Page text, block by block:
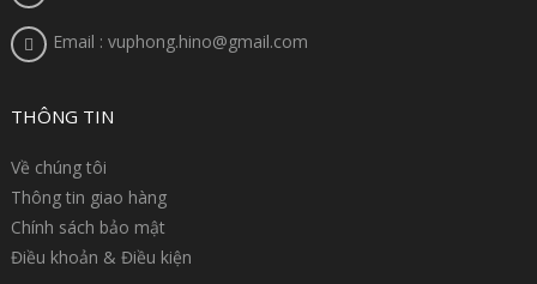
Email : vuphong.hino@gmail.com
THÔNG TIN
Về chúng tôi
Thông tin giao hàng
Chính sách bảo mật
Điều khoản & Điều kiện